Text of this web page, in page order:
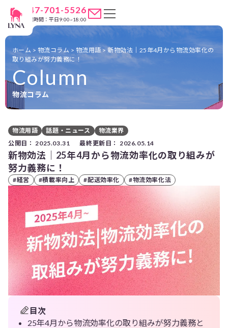
047-701-5526
営業時間：平日9:00~18:00
Column
物流コラム
ホーム > 物流コラム > 物流用語>新物効法｜25年4月から物流効率化の
取り組みが努力義務に！
物流用語 話題・ニュース
物流業界
公開日： 2025.03.31 最終更新日： 2026.05.14
新物効法｜25年4月から物流効率化の取り組みが
努力義務に！
#経営 #積載率向上 #配送効率化 #物流効率化法
目次
25年4月から物流効率化の取り組みが努力義務と